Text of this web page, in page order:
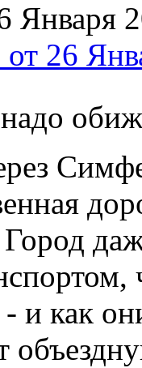
Января
26
и как